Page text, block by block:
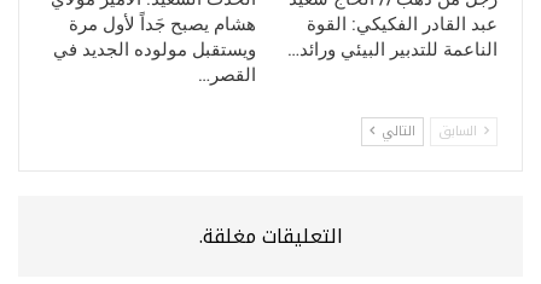
عبد القادر الفكيكي: القوة
الناعمة للتدبير البيئي ورائد…
هشام يصبح جَداً لأول مرة
ويستقبل مولوده الجديد في
القصر…
السابق التالي
التعليقات مغلقة.